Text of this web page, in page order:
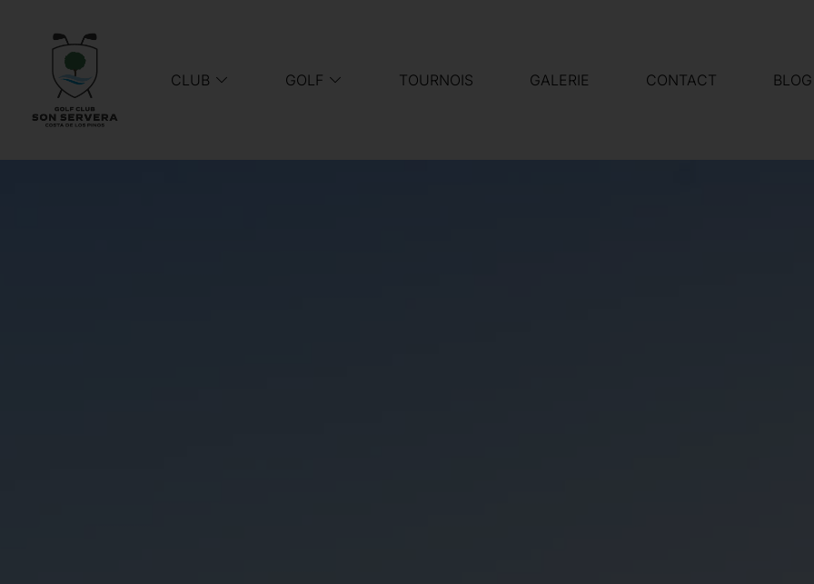
CLUB GOLF TOURNOIS GALERIE CONTACT BLOG